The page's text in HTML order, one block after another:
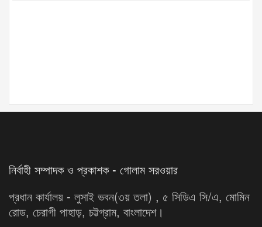
নির্বাহী সম্পাদক ও প্রকাশক - গোলাম সরওয়ার
প্রধান কার্যালয় - লুসাই ভবন(৩য় তলা) , ৫ সিডিএ সি/এ, মোমিন
রোড, চেরাগী পাহাড়, চট্টগ্রাম, বাংলাদেশ।